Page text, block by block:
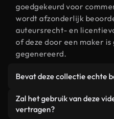
goedgekeurd voor
wordt afzonderlijk
auteursrecht- en
of deze door een maker
gegenereerd.
Bevat deze collectie echte
Beide. Dit is een hybride
uit echte, door mensen
Zal het gebruik van deze
vertragen?